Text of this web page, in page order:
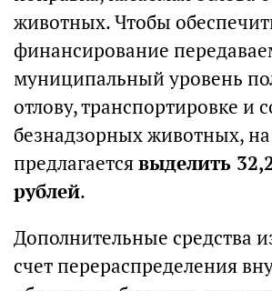
животных. Чтобы
финансирование
муниципальный уровень
отлову, транспортировке и
безнадзорных животных,
предлагаетсявыделить
рублей.
Дополнительные средства
счет перераспределения